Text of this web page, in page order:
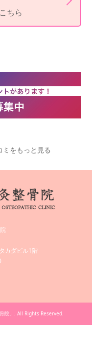
ちら
ミをもっと見る
カダビル1階
院」 . All Rights Reserved.